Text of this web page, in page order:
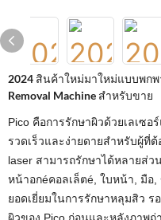
2024 สินค้าใหม่มาใหม่แบบพกพ
Removal Machine สำหรับขาย
Pico คือการรักษาผิวด้วยเลเซ
รวดเร็วและง่ายดายสำหรับผู้ที่
laser สามารถรักษาได้หลายส่ว
หน้าอกéคอลเล็ตé, ใบหน้า, มื
ยอดเยี่ยมในการรักษาหลุมสิว ร